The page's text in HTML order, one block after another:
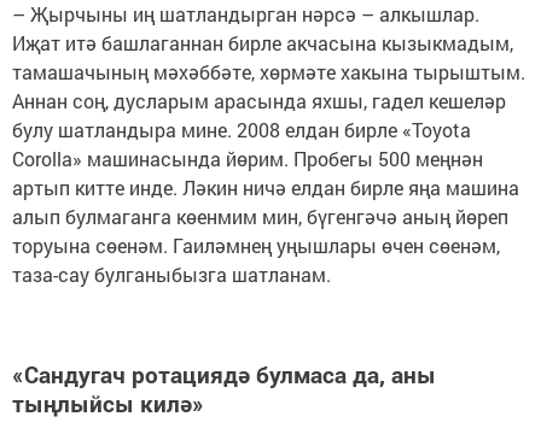
– Җырчыны иң шатландырган нәрсә – алкышлар.
Иҗат итә башлаганнан бирле акчасына кызыкмадым,
тамашачының мәхәббәте, хөрмәте хакына тырыштым.
Аннан соң, дусларым арасында яхшы, гадел кешеләр
булу шатландыра мине. 2008 елдан бирле «Toyota
Corolla» машинасында йөрим. Пробегы 500 меңнән
артып китте инде. Ләкин ничә елдан бирле яңа машина
алып булмаганга көенмим мин, бүгенгәчә аның йөреп
торуына сөенәм. Гаиләмнең уңышлары өчен сөенәм,
таза-сау булганыбызга шатланам.
«Сандугач ротациядә булмаса да, аны
тыңлыйсы килә»